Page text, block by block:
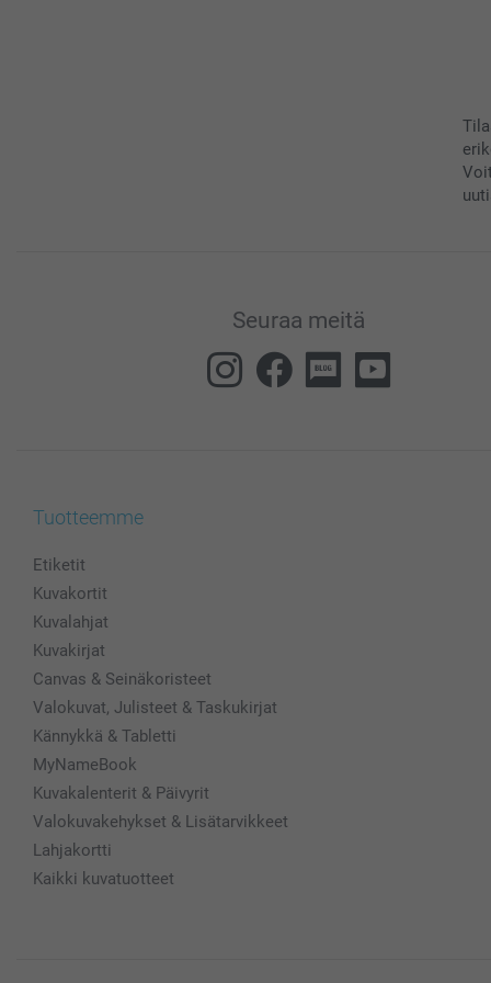
Seuraa meitä
Tuotteemme
Etiketit
Kuvakortit
Kuvalahjat
Kuvakirjat
Canvas & Seinäkoristeet
Valokuvat, Julisteet & Taskukirjat
Kännykkä & Tabletti
MyNameBook
Kuvakalenterit & Päivyrit
Valokuvakehykset & Lisätarvikkeet
Lahjakortti
Kaikki kuvatuotteet